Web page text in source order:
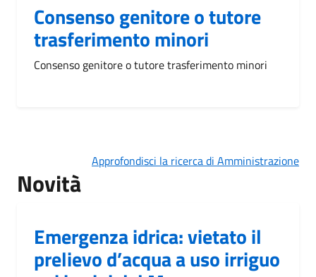
Consenso genitore o tutore
trasferimento minori
Consenso genitore o tutore trasferimento minori
Approfondisci la ricerca di Amministrazione
Novità
Emergenza idrica: vietato il
prelievo d’acqua a uso irriguo